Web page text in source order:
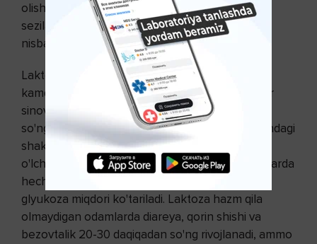
olishda chiqarilgan havodagi vodorod miqdori
sezilarli darajada oshsa, bu odamning laktozaga
nisbatan toqatsizligini ko'rsatadi.
Laktozaga toqat qilmaslik testi bugungi kunda
kamdan kam qo'llaniladigan muqobil, kam sezgir
sinovdir. Biror kishi laktoza miqdorini olganidan
so'ng, shifokorlar alomatlarni kuzatadilar va qondagi
shakar (glyukoza) miqdorini bir necha bor
o'lchaydilar. Laktozani hazm qila oladigan odamlarda
hech qanday alomat paydo bo'lmaydi va qonda
glyukoza miqdori ko'tariladi. Laktoza hazm qila
olmaydigan odamlarda diareya, qorin shishi va
bezovtalik 20-30 daqiqadan so'ng rivojlanadi, ammo